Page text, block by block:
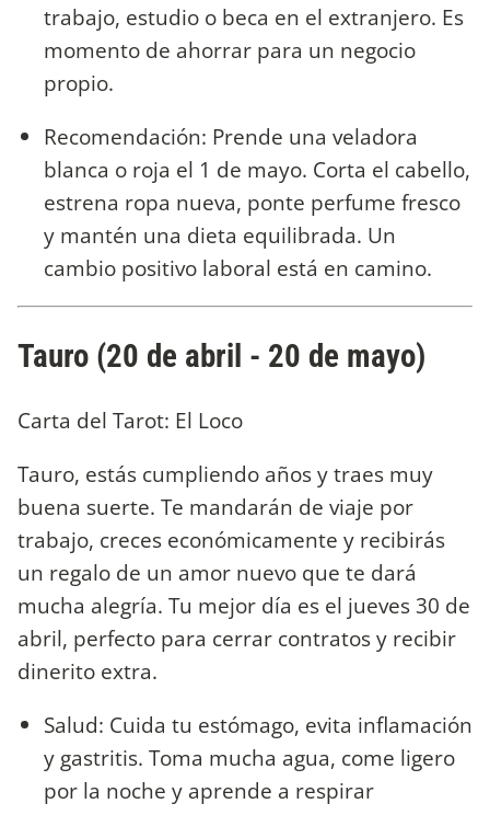
trabajo, estudio o beca en el extranjero. Es
momento de ahorrar para un negocio
propio.
Recomendación: Prende una veladora
blanca o roja el 1 de mayo. Corta el cabello,
estrena ropa nueva, ponte perfume fresco
y mantén una dieta equilibrada. Un
cambio positivo laboral está en camino.
Tauro (20 de abril - 20 de mayo)
Carta del Tarot: El Loco
Tauro, estás cumpliendo años y traes muy
buena suerte. Te mandarán de viaje por
trabajo, creces económicamente y recibirás
un regalo de un amor nuevo que te dará
mucha alegría. Tu mejor día es el jueves 30 de
abril, perfecto para cerrar contratos y recibir
dinerito extra.
Salud: Cuida tu estómago, evita inflamación
y gastritis. Toma mucha agua, come ligero
por la noche y aprende a respirar